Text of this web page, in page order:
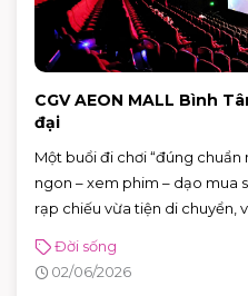
CGV AEON MALL Bình
đại
Một buổi đi chơi “đúng chuẩn
ngon – xem phim – dạo mua
rạp chiếu vừa tiện di chuyển,
AEON MALL Bình Tân là
đình, nhóm bạn lẫn các buổi
Đời sống
02/06/2026